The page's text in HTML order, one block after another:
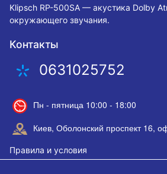
Klipsch RP-500SA — акустика Dolby
окружающего звучания.
Контакты
0631025752
Пн - пятница 10:00 - 18:00
Киев, Оболонский проспект 16,
Правила и условия